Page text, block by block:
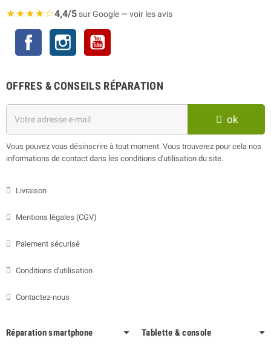
★★★★☆4,4/5sur Google — voir les avis
Facebook Instagram
OFFRES & CONSEILS RÉPARATION
ok
Vous pouvez vous désinscrire à tout moment. Vous trouverez pour cela nos
informations de contact dans les conditions d'utilisation du site.
Livraison
Mentions légales (CGV)
Paiement sécurisé
Conditions d'utilisation
Contactez-nous
Réparation smartphone Tablette & console